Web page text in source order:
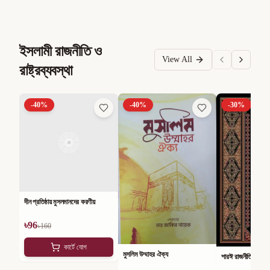
ইসলামী রাজনীতি ও
রাষ্ট্রব্যবস্থা
View All
-40%
দীন প্রতিষ্ঠায় মুসলমানদের করণীয়
৳96৳160
কার্টে যোগ
-40%
মুসলিম উম্মাহর ঐক্য
-30%
শারঈ রাজনীতি